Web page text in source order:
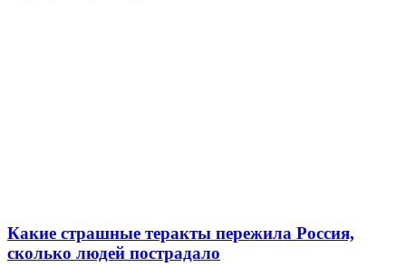
Какие страшные теракты пережила Россия,
сколько людей пострадало